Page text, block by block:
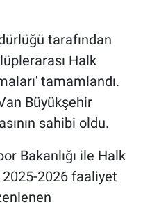
tarafından
Halk
tamamlandı.
Büyükşehir
sahibi oldu.
Bakanlığı ile Halk
2025-2026 faaliyet